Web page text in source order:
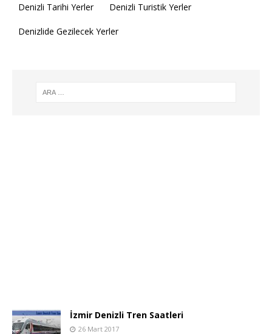
Denizli Tarihi Yerler Denizli Turistik Yerler
Denizlide Gezilecek Yerler
İzmir Denizli Tren Saatleri
26 Mart 2017